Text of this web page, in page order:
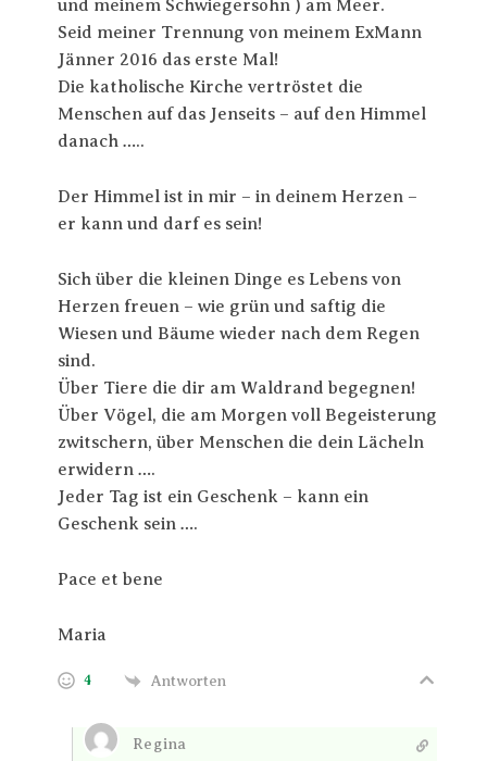
und meinem Schwiegersohn ) am Meer.
Seid meiner Trennung von meinem ExMann
Jänner 2016 das erste Mal!
Die katholische Kirche vertröstet die
Menschen auf das Jenseits – auf den Himmel
danach …..
Der Himmel ist in mir – in deinem Herzen –
er kann und darf es sein!
Sich über die kleinen Dinge es Lebens von
Herzen freuen – wie grün und saftig die
Wiesen und Bäume wieder nach dem Regen
sind.
Über Tiere die dir am Waldrand begegnen!
Über Vögel, die am Morgen voll Begeisterung
zwitschern, über Menschen die dein Lächeln
erwidern ….
Jeder Tag ist ein Geschenk – kann ein
Geschenk sein ….
Pace et bene
Maria
4 Antworten
Regina